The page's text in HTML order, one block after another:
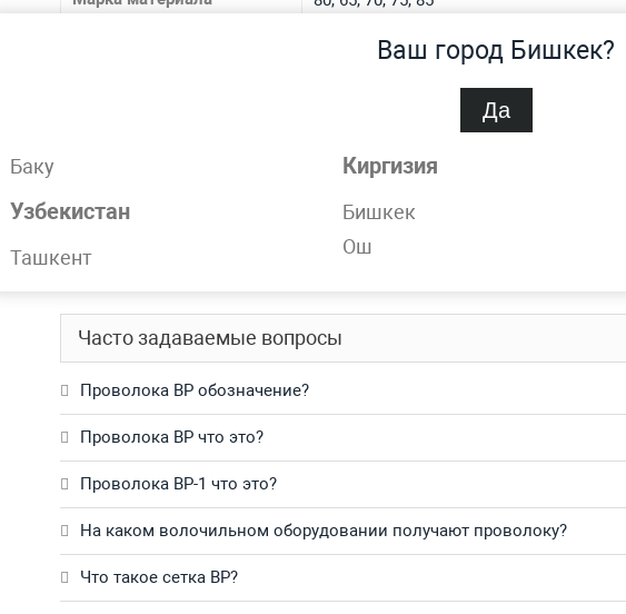
Ваш город Бишкек?
Да
Баку
Узбекистан
Ташкент
Киргизия
Бишкек
Ош
Обращайтесь и получите выгодные цены за кг и самую быструю
Часто задаваемые вопросы
Проволока ВР обозначение?
Проволока ВР что это?
Проволока ВР-1 что это?
На каком волочильном оборудовании получают проволоку?
Что такое сетка ВР?